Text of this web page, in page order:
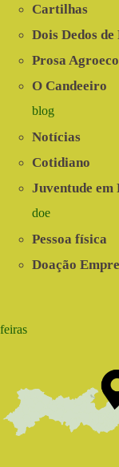
Cartilhas
Dois Dedos de
Prosa
O Candeeiro
blog
Notícias
Cotidiano
Juventude em
doe
Pessoa física
Doação
feiras